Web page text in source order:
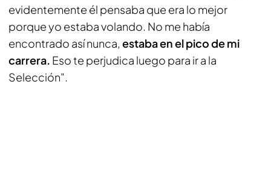
evidentemente él pensaba que era lo mejor
porque yo estaba volando. No me había
encontrado así nunca, estaba en el pico de mi
carrera. Eso te perjudica luego para ir a la
Selección".